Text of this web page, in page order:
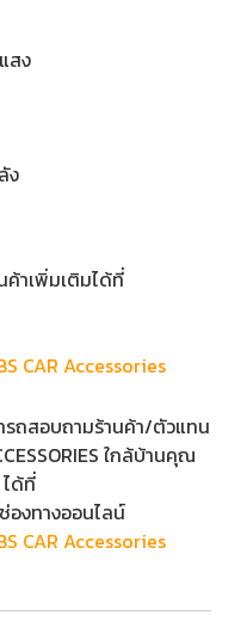
สง
ง
ค้าเพิ่มเติมได้ที่
CAR Accessories
ถสอบถามร้านค้า/ตัวแทน
ใกล้บ้านคุณ
ด้ที่
งทางออนไลน์
CAR Accessories